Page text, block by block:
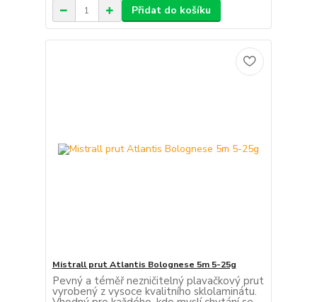
Přidat do košíku
Mistrall prut Atlantis Bolognese 5m 5-25g
Pevný a téměř nezničitelný plavačkový prut
vyrobený z vysoce kvalitního sklolaminátu.